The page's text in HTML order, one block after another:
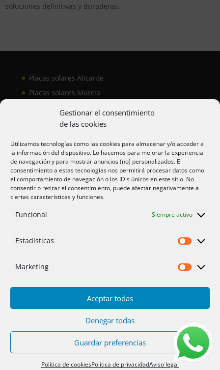
Gestionar el consentimiento
de las cookies
Utilizamos tecnologías como las cookies para almacenar y/o acceder a
la información del dispositivo. Lo hacemos para mejorar la experiencia
de navegación y para mostrar anuncios (no) personalizados. El
consentimiento a estas tecnologías nos permitirá procesar datos como
el comportamiento de navegación o los ID's únicos en este sitio. No
consentir o retirar el consentimiento, puede afectar negativamente a
ciertas características y funciones.
Funcional Siempre activo
Estadísticas
Marketing
Aceptar todas
Denegar todas
Guardar preferencias
Política de cookiesPolítica de privacidadAviso legal
soluciones definitivas y duraderas.
Placas solares Alicante
Placas solares Murcia
Aire acondicionado Alicante
Aire acondicionador Murcia
Aire acondicionado San Juan
Privacidad
Servicios Fotos
Placas solares
Ofertas 2025/26 Contacto
DiseñoPC64| HostingDonCloud|Floridia
Soluciones